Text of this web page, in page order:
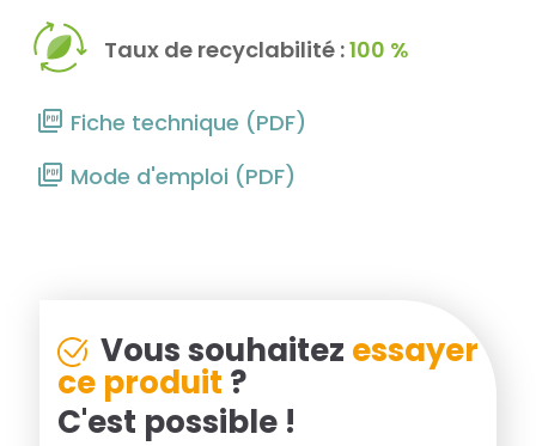
Taux de recyclabilité :100 %
Fiche technique (PDF)
Mode d'emploi (PDF)
Vous souhaitez essayer
ce produit ?
C'est possible !